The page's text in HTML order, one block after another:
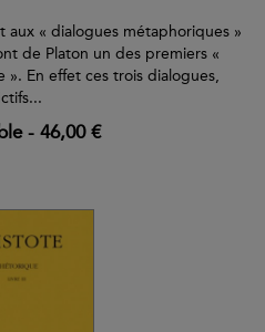
« dialogues métaphoriques »
de Platon un des premiers «
». En effet ces trois dialogues,
- 46,00 €